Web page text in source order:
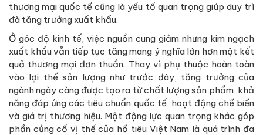
thương mại quốc tế cũng là yếu tố quan trọng giúp duy trì
đà tăng trưởng xuất khẩu.
Ở góc độ kinh tế, việc nguồn cung giảm nhưng kim ngạch
xuất khẩu vẫn tiếp tục tăng mang ý nghĩa lớn hơn một kết
quả thương mại đơn thuần. Thay vì phụ thuộc hoàn toàn
vào lợi thế sản lượng như trước đây, tăng trưởng của
ngành ngày càng được tạo ra từ chất lượng sản phẩm, khả
năng đáp ứng các tiêu chuẩn quốc tế, hoạt động chế biến
và giá trị thương hiệu. Một động lực quan trọng khác góp
phần củng cố vị thế của hồ tiêu Việt Nam là quá trình đa